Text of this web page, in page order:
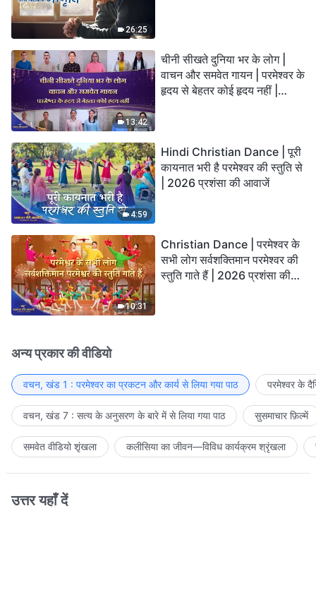
26:25
13:42
चीनी सीखते दुनिया भर के लोग |
वाचन और समवेत गायन | परमेश्वर के
हृदय से बेहतर कोई हृदय नहीं |
4:59
Hindi Christian Dance | पूरी
कायनात भरी है परमेश्वर की स्तुति से
| 2026 प्रशंसा की आवाजें
10:31
Christian Dance | परमेश्वर के
सभी लोग सर्वशक्तिमान परमेश्वर की
स्तुति गाते हैं | 2026 प्रशंसा की
अन्य प्रकार की वीडियो
वचन, खंड 1 : परमेश्वर का प्रकटन और कार्य से लिया गया पाठ परमेश्वर के
वचन, खंड 7 : सत्य के अनुसरण के बारे में से लिया गया पाठ सुसमाचार फ़िल्में
समवेत वीडियो शृंखला कलीसिया का जीवन—विविध कार्यक्रम श्रृंखला
उत्तर यहाँ दें